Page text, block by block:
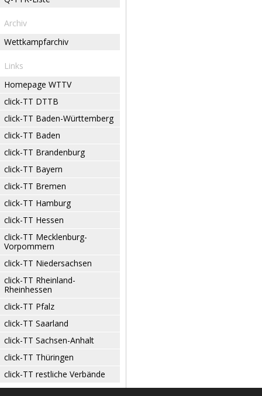
Archiv
Wettkampfarchiv
Links
Homepage WTTV
click-TT DTTB
click-TT Baden-Württemberg
click-TT Baden
click-TT Brandenburg
click-TT Bayern
click-TT Bremen
click-TT Hamburg
click-TT Hessen
click-TT Mecklenburg-
Vorpommern
click-TT Niedersachsen
click-TT Rheinland-
Rheinhessen
click-TT Pfalz
click-TT Saarland
click-TT Sachsen-Anhalt
click-TT Thüringen
click-TT restliche Verbände